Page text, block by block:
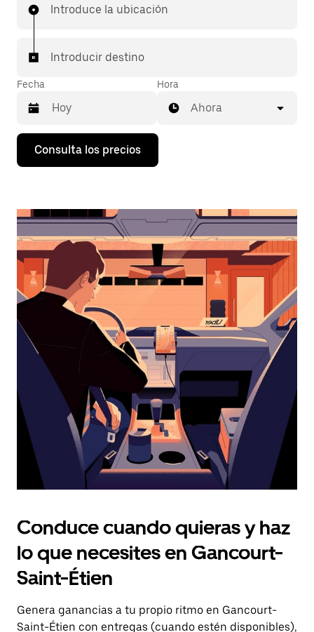
Introduce la ubicación
Introducir destino
Fecha
Pulsa
flecha
abrir
calendario
seleccionar
una
fecha.
Pulsa
el
botón
escape
el
calendario.
Hora
Ahora
Consulta los precios
Conduce cuando quieras y haz
lo que necesites en Gancourt-
Saint-Étien
Genera ganancias a tu propio ritmo en Gancourt-
Saint-Étien con entregas (cuando estén disponibles),